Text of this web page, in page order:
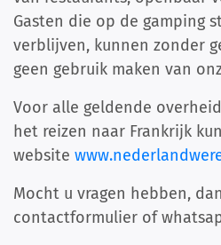
Gasten die op de gamping
verblijven, kunnen zonder
geen gebruik maken van
Voor alle geldende
het reizen naar Frankrijk
website
Mocht u vragen hebben,
contactformulier of